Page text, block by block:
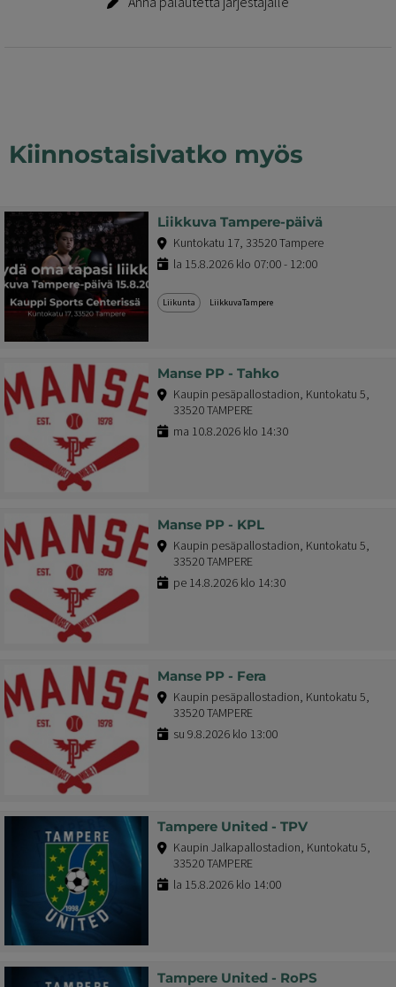
Kiinnostaisivatko myös
Liikkuva Tampere-päivä
Kuntokatu 17, 33520 Tampere
la 15.8.2026 klo 07:00 - 12:00
Liikunta LiikkuvaTampere
Manse PP - Tahko
Kaupin pesäpallostadion, Kuntokatu 5,
33520 TAMPERE
ma 10.8.2026 klo 14:30
Manse PP - KPL
Kaupin pesäpallostadion, Kuntokatu 5,
33520 TAMPERE
pe 14.8.2026 klo 14:30
Manse PP - Fera
Kaupin pesäpallostadion, Kuntokatu 5,
33520 TAMPERE
su 9.8.2026 klo 13:00
Tampere United - TPV
Kaupin Jalkapallostadion, Kuntokatu 5,
33520 TAMPERE
la 15.8.2026 klo 14:00
Tampere United - RoPS